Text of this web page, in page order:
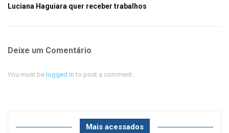
Luciana Haguiara quer receber trabalhos
Deixe um Comentário
You must be logged in to post a comment.
Mais acessados